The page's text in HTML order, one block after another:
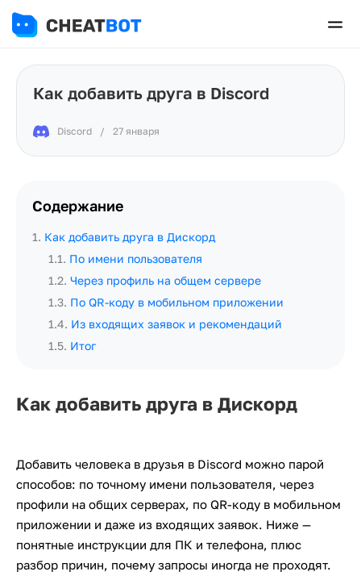
Как добавить друга в Discord
Discord / 27 января
Содержание
1. Как добавить друга в Дискорд
1.1. По имени пользователя
1.2. Через профиль на общем сервере
1.3. По QR-коду в мобильном приложении
1.4. Из входящих заявок и рекомендаций
1.5. Итог
Как добавить друга в Дискорд
Добавить человека в друзья в Discord можно парой
способов: по точному имени пользователя, через
профили на общих серверах, по QR-коду в мобильном
приложении и даже из входящих заявок. Ниже —
понятные инструкции для ПК и телефона, плюс
разбор причин, почему запросы иногда не проходят.